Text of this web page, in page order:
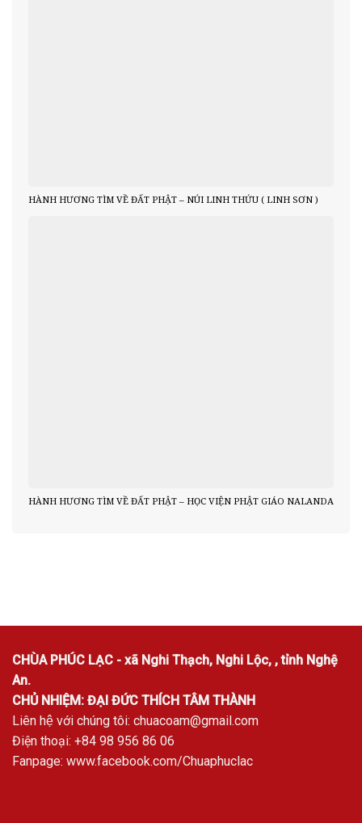
HÀNH HƯƠNG TÌM VỀ ĐẤT PHẬT – NÚI LINH THỨU ( LINH SƠN )
HÀNH HƯƠNG TÌM VỀ ĐẤT PHẬT – HỌC VIỆN PHẬT GIÁO NALANDA
CHÙA PHÚC LẠC - xã Nghi Thạch, Nghi Lộc, , tỉnh Nghệ
An.
CHỦ NHIỆM: ĐẠI ĐỨC THÍCH TÂM THÀNH
Liên hệ với chúng tôi: chuacoam@gmail.com
Điện thoại: +84 98 956 86 06
Fanpage: www.facebook.com/Chuaphuclac